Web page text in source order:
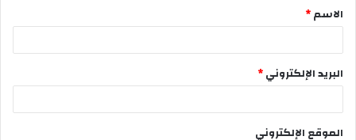
*
الاسم*
البريد الإلكتروني*
الموقع الإلكتروني